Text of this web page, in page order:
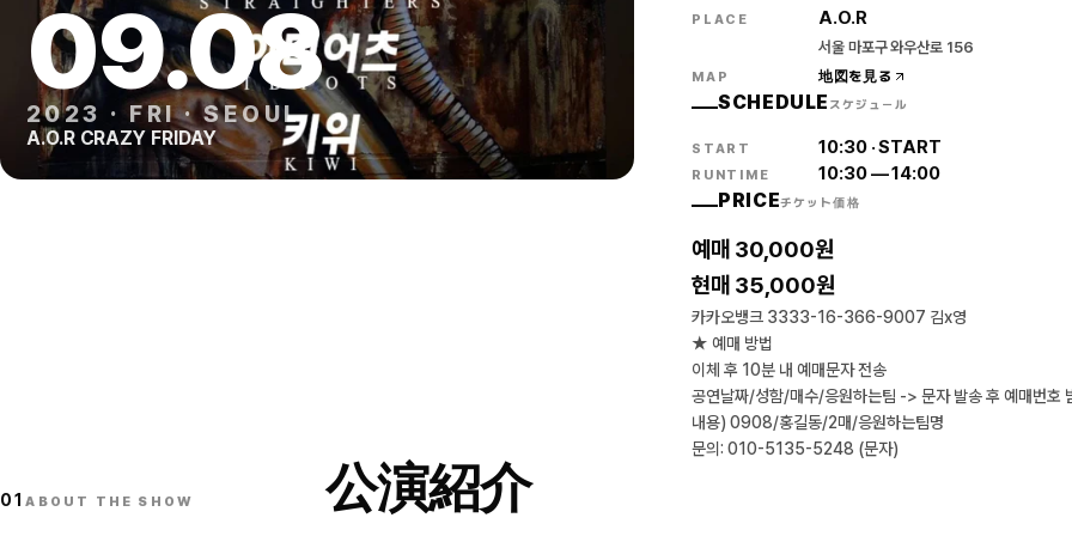
09.08
2023 · FRI·SEOUL
A.O.R CRAZY FRIDAY
PLACE A.O.R
서울 마포구 와우산로 156
MAP 地図を見る
SCHEDULE スケジュール
START 10:30·START
RUNTIME 10:30—14:00
PRICEチケット価格
예매 30,000원
현매 35,000원
카카오뱅크 3333-16-366-9007 김x영
★ 예매 방법
이체 후 10분 내 예매문자 전송
공연날짜/성함/매수/응원하는팀 -> 문자 발송 후 예매번호
내용) 0908/홍길동/2매/응원하는팀명
문의: 010-5135-5248 (문자)
01ABOUT THE SHOW 公演紹介